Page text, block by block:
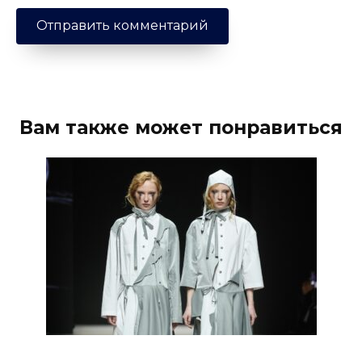
Вам также может понравиться